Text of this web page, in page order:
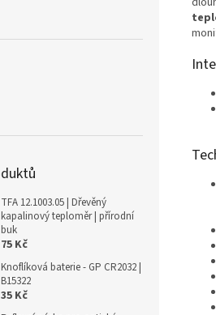
TFA 12.1003.05 | Dřevěný
kapalinový teploměr | přírodní
buk
75 Kč
Knoflíková baterie - GP CR2032 |
B15322
35 Kč